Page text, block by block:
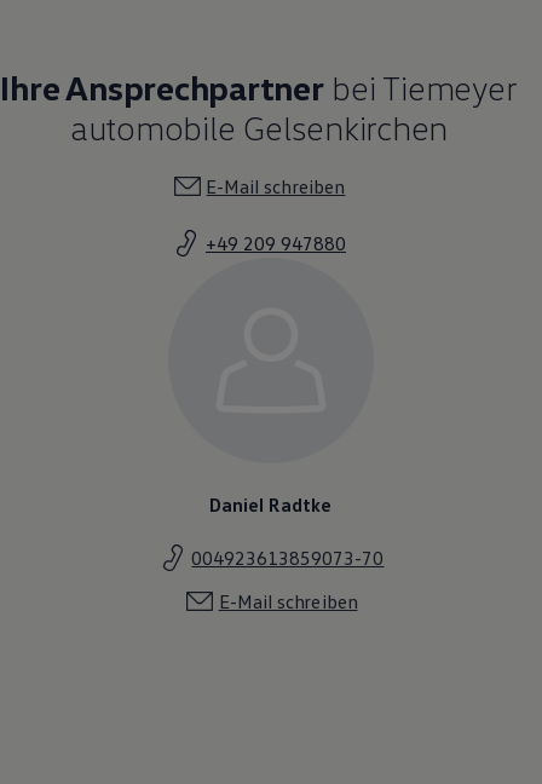
Ihre Ansprechpartnerbei Tiemeyer
automobile Gelsenkirchen
E-Mail schreiben
+49 209 947880
Daniel Radtke
004923613859073-70
E-Mail schreiben